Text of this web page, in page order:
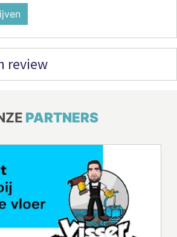
review
PARTNERS